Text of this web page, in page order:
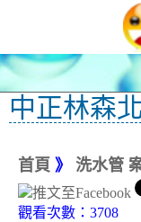
中正林森
首頁 》 洗水管
觀看次數：3708